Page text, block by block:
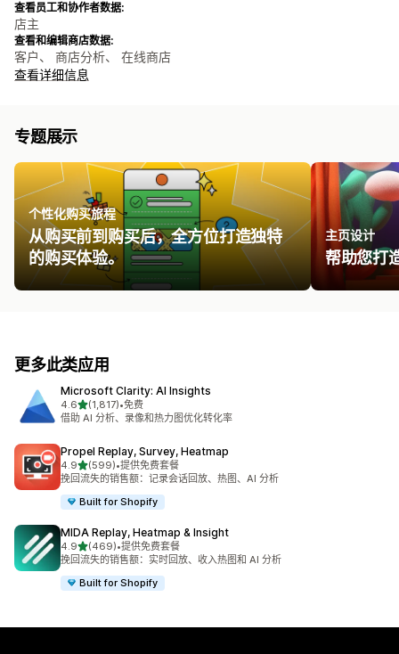
查看员工和协作者数据:
店主
查看和编辑商店数据:
客户、 商店分析、 在线商店
查看详细信息
专题展示
个性化购买旅程
从购买前到购买后，全方位打造独特
的购买体验。
主页设计
帮助您打
更多此类应用
Microsoft Clarity: AI Insights
4.6星（满分 5 星）
(1,817)
总共 1817 条评论
•免费
借助 AI 分析、录像和热力图优化转化率
Propel Replay, Survey, Heatmap
4.9星（满分 5 星）
(599)
总共 599 条评论
•提供免费套餐
挽回流失的销售额：记录会话回放、热图、AI 分析
Built for Shopify
MIDA Replay, Heatmap & Insight
4.9星（满分 5 星）
(469)
总共 469 条评论
•提供免费套餐
挽回流失的销售额：实时回放、收入热图和 AI 分析
Built for Shopify